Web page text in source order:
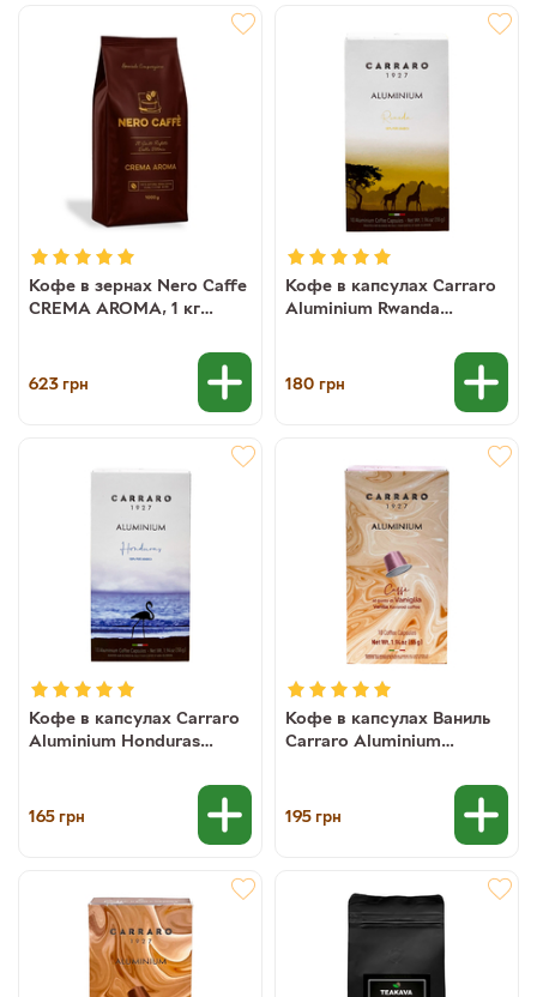
Кофе в зернах Nero Caffe
CREMA AROMA, 1 кг
623грн
Кофе в капсулах Carraro
Aluminium Rwanda
(8000604003447)
180 грн
Кофе в капсулах Carraro
Aluminium Honduras
(8000604003430)
165грн
Кофе в капсулах Ваниль
Carraro Aluminium
шт (8000604003492)
195грн